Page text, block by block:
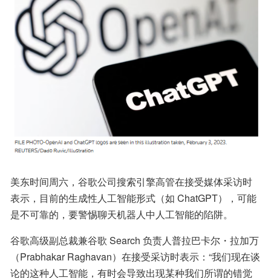
美东时间周六，谷歌公司搜索引擎高管在接受媒体采访时
表示，目前的生成性人工智能形式（如 ChatGPT），可能
是不可靠的，要警惕聊天机器人中人工智能的陷阱。
谷歌高级副总裁兼谷歌 Search 负责人普拉巴卡尔・拉加万
（Prabhakar Raghavan）在接受采访时表示：“我们现在谈
论的这种人工智能，有时会导致出现某种我们所谓的错觉